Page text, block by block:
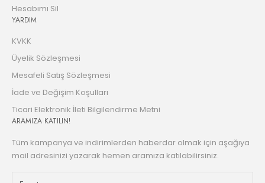
Hesabımı Sil
YARDIM
KVKK
Üyelik Sözleşmesi
Mesafeli Satış Sözleşmesi
İade ve Değişim Koşulları
Ticari Elektronik İleti Bilgilendirme Metni
ARAMIZA KATILIN!
Tüm kampanya ve indirimlerden haberdar olmak için aşağıya
mail adresinizi yazarak hemen aramıza katılabilirsiniz.